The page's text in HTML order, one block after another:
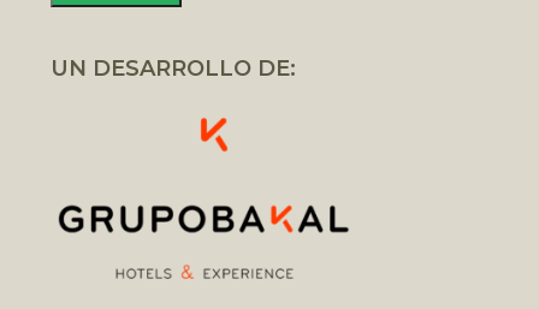
UN DESARROLLO DE: